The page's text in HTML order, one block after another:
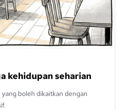
kehidupan seharian
boleh dikaitkan dengan